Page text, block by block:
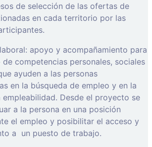
de selección de las ofertas de
en cada territorio por las
apoyo y acompañamiento para
competencias personales, sociales
ayuden a las personas
en la búsqueda de empleo y en la
empleabilidad. Desde el proyecto se
a la persona en una posición
el empleo y posibilitar el acceso y
a
un puesto de trabajo.